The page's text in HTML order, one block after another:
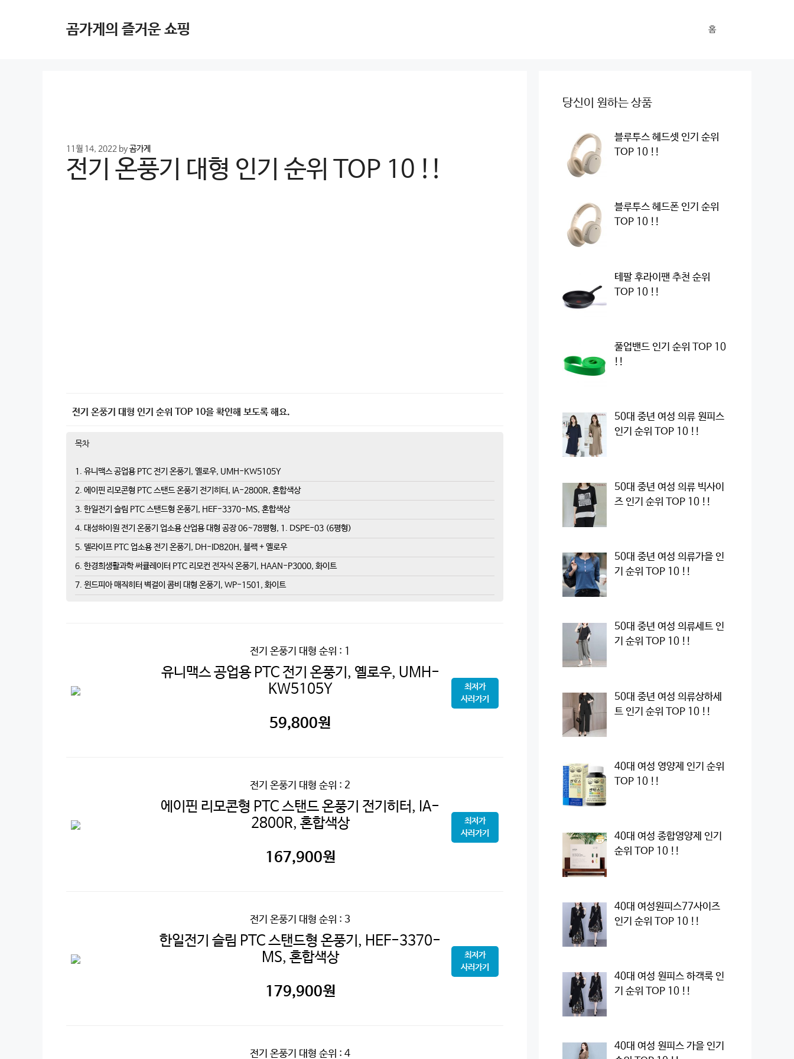
곰가게의 즐거운 쇼핑 홈
11월 14, 2022 by곰가게
전기 온풍기 대형 인기 순위 TOP 10 !!
전기 온풍기 대형 인기 순위 TOP 10을 확인해 보도록 해요.
목차
1. 유니맥스 공업용 PTC 전기 온풍기, 옐로우, UMH-KW5105Y
2. 에이핀 리모콘형 PTC 스탠드 온풍기 전기히터, IA-2800R, 혼합색상
3. 한일전기 슬림 PTC 스탠드형 온풍기, HEF-3370-MS, 혼합색상
4. 대성하이원 전기 온풍기 업소용 산업용 대형 공장 06~78평형, 1. DSPE-03 (6평형)
5. 델라이프 PTC 업소용 전기 온풍기, DH-ID820H, 블랙 + 옐로우
6. 한경희생활과학 써큘레이터 PTC 리모컨 전자식 온풍기, HAAN-P3000, 화이트
7. 윈드피아 매직히터 벽걸이 콤비 대형 온풍기, WP-1501, 화이트
전기 온풍기 대형 순위 : 1
유니맥스 공업용 PTC 전기 온풍기, 옐로우, UMH-
KW5105Y
59,800원
최저가
사러가기
전기 온풍기 대형 순위 : 2
에이핀 리모콘형 PTC 스탠드 온풍기 전기히터, IA-
2800R, 혼합색상
167,900원
최저가
사러가기
전기 온풍기 대형 순위 : 3
한일전기 슬림 PTC 스탠드형 온풍기, HEF-3370-
MS, 혼합색상
179,900원
최저가
사러가기
전기 온풍기 대형 순위 : 4
당신이 원하는 상품
블루투스 헤드셋 인기 순위
TOP 10 !!
블루투스 헤드폰 인기 순위
TOP 10 !!
테팔 후라이팬 추천 순위
TOP 10 !!
풀업밴드 인기 순위 TOP 10
!!
50대 중년 여성 의류 원피스
인기 순위 TOP 10 !!
50대 중년 여성 의류 빅사이
즈 인기 순위 TOP 10 !!
50대 중년 여성 의류가을 인
기 순위 TOP 10 !!
50대 중년 여성 의류세트 인
기 순위 TOP 10 !!
50대 중년 여성 의류상하세
트 인기 순위 TOP 10 !!
40대 여성 영양제 인기 순위
TOP 10 !!
40대 여성 종합영양제 인기
순위 TOP 10 !!
40대 여성원피스77사이즈
인기 순위 TOP 10 !!
40대 여성 원피스 하객룩 인
기 순위 TOP 10 !!
40대 여성 원피스 가을 인기